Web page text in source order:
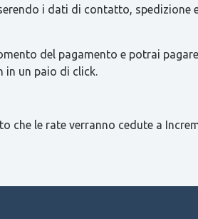
i dati di contatto, spedizione
del pagamento e potrai
un paio di click.
le rate verranno cedute a